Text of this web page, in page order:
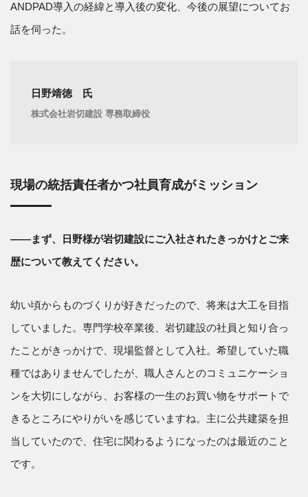
ANDPAD導入の経緯と導入後の変化、今後の展望についてお
話を伺った。
日野靖徳 氏
株式会社岩切建設 専務取締役
現場の統括責任者かつ社員育成がミッション
――まず、日野様が岩切建設にご入社されたきっかけとご来
歴について教えてください。
幼い頃からものづくりが好きだったので、将来は大工を目指
していました。専門学校卒業後、岩切建設の社員と知り合っ
たことがきっかけで、現場監督として入社。希望していた職
種ではありませんでしたが、職人さんとのコミュニケーショ
ンを大切にしながら、お客様の一生のお買い物をサポートで
きるところにやりがいを感じていますね。主に公共建築を担
当していたので、住宅に関わるようになったのは最近のこと
です。